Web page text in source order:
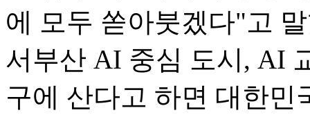
에 모두 쏟아붓겠다"고
서부산 AI 중심 도시, AI
구에 산다고 하면 대한